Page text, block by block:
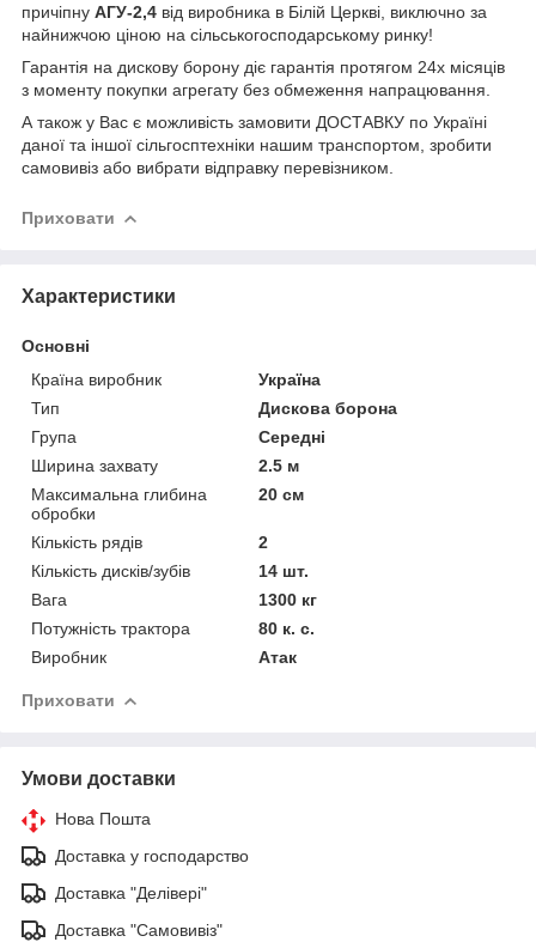
причіпну АГУ-2,4 від виробника в Білій Церкві, виключно за
найнижчою ціною на сільськогосподарському ринку!
Гарантія на дискову борону діє гарантія протягом 24х місяців
з моменту покупки агрегату без обмеження напрацювання.
А також у Вас є можливість замовити ДОСТАВКУ по Україні
даної та іншої сільгосптехніки нашим транспортом, зробити
самовивіз або вибрати відправку перевізником.
Приховати
Характеристики
Основні
Країна виробник
Україна
Тип
Дискова борона
Група
Середні
Ширина захвату
2.5 м
Максимальна глибина
обробки
20 см
Кількість рядів
2
Кількість дисків/зубів
14 шт.
Вага
1300 кг
Потужність трактора
80 к. с.
Виробник
Атак
Приховати
Умови доставки
Нова Пошта
Доставка у господарство
Доставка "Делівері"
Доставка "Самовивіз"